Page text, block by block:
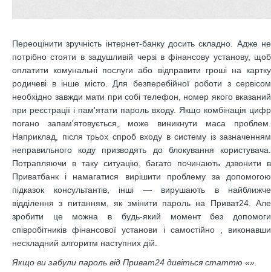
Переоцінити зручність інтернет-банку досить складно. Адже не
потрібно стояти в задушливій черзі в фінансову установу, щоб
оплатити комунальні послуги або відправити гроші на картку
родичеві в інше місто. Для безперебійної роботи з сервісом
необхідно завжди мати при собі телефон, номер якого вказаний
при реєстрації і пам'ятати пароль входу. Якщо комбінація цифр
погано запам'ятовується, може виникнути маса проблем.
Наприклад, після трьох спроб входу в систему із зазначенням
неправильного коду призводять до блокування користувача.
Потрапляючи в таку ситуацію, багато починають дзвонити в
Приватбанк і намагатися вирішити проблему за допомогою
підказок консультантів, інші — вирушають в найближче
відділення з питанням, як змінити пароль на Приват24. Але
зробити це можна в будь-який момент без допомоги
співробітників фінансової установи і самостійно , виконавши
нескладний алгоритм наступних дій.
Якщо ви забули пароль від Приват24 дивіться статтю «».